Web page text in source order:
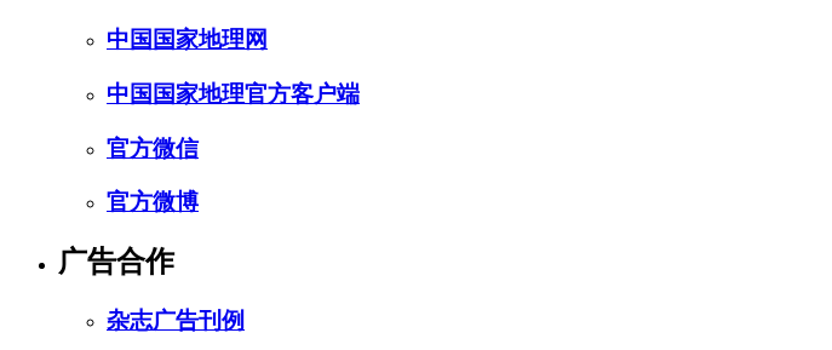
中国国家地理网
中国国家地理官方客户端
官方微信
官方微博
广告合作
杂志广告刊例